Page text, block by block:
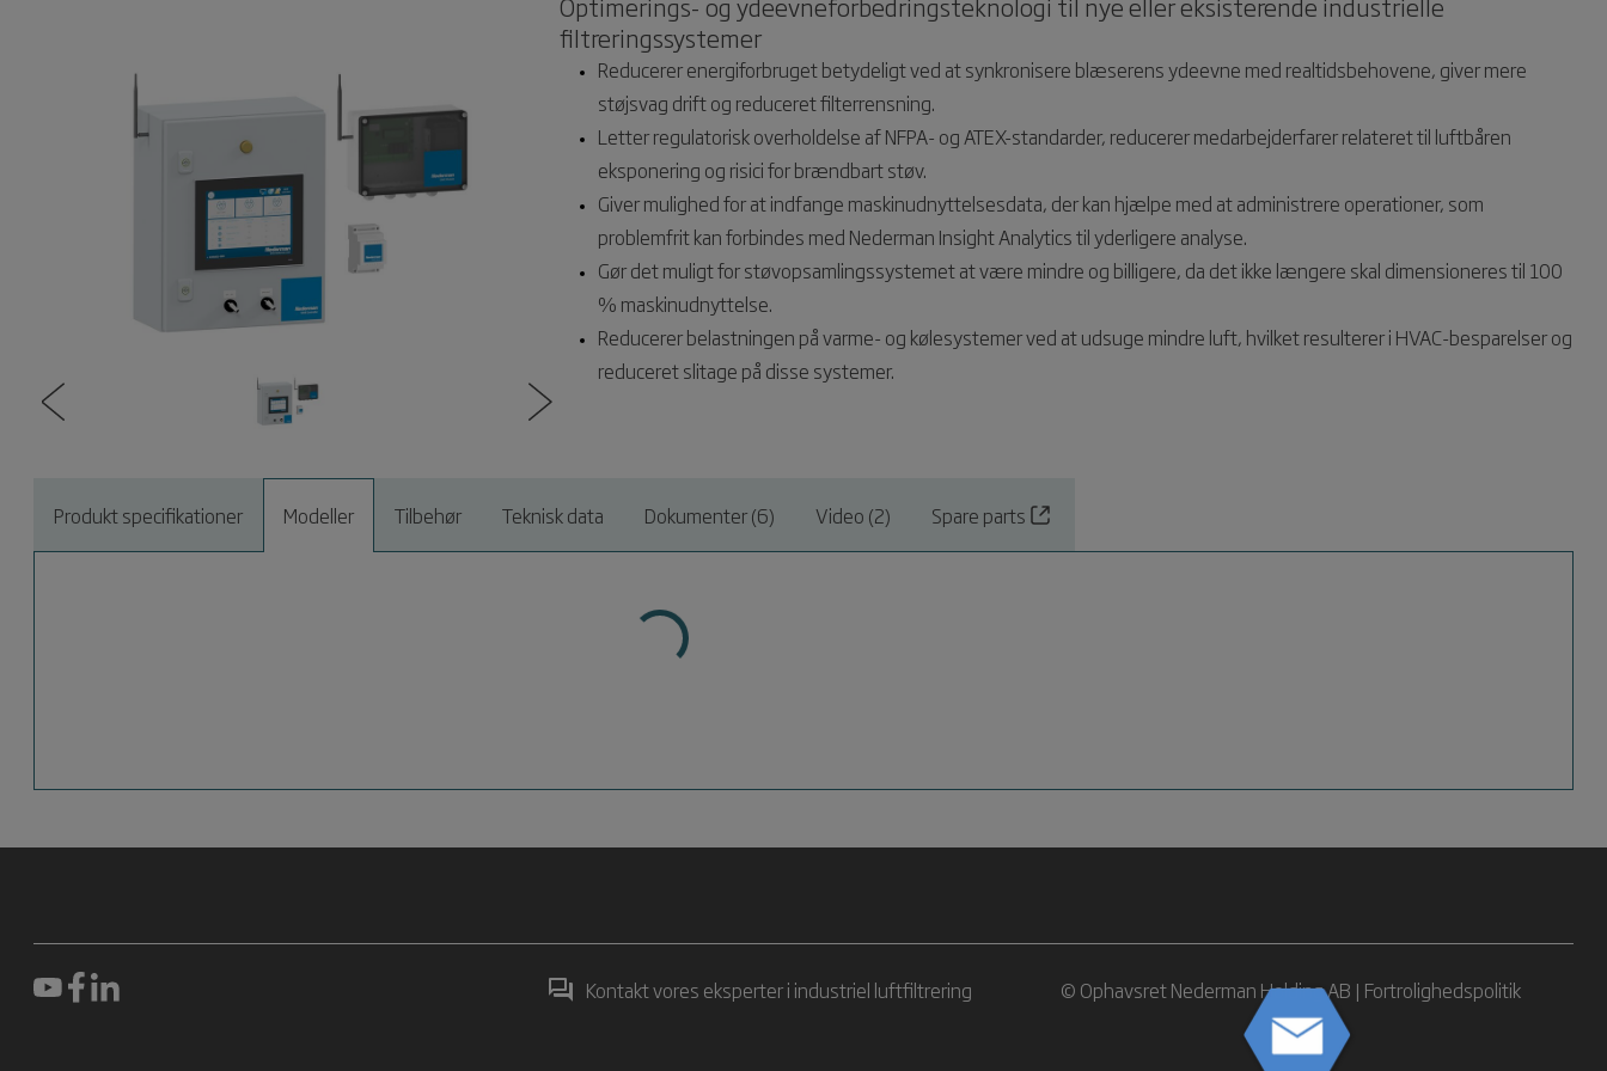
filtreringssystemer
Reducerer energiforbruget betydeligt ved at synkronisere blæserens ydeevne med realtidsbehovene, giver mere
støjsvag drift og reduceret filterrensning.
Letter regulatorisk overholdelse af NFPA- og ATEX-standarder, reducerer medarbejderfarer relateret til luftbåren
eksponering og risici for brændbart støv.
Giver mulighed for at indfange maskinudnyttelsesdata, der kan hjælpe med at administrere operationer, som
problemfrit kan forbindes med Nederman Insight Analytics til yderligere analyse.
Gør det muligt for støvopsamlingssystemet at være mindre og billigere, da det ikke længere skal dimensioneres til 100
% maskinudnyttelse.
Reducerer belastningen på varme- og kølesystemer ved at udsuge mindre luft, hvilket resulterer i HVAC-besparelser og
reduceret slitage på disse systemer.
Produkt specifikationer Modeller Tilbehør Teknisk data Dokumenter (6) Video (2) Spare parts
Kontakt vores eksperter i industriel luftfiltrering © Ophavsret Nederman Holding AB | Fortrolighedspolitik